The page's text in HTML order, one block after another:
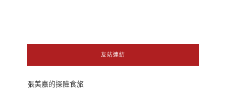
友站連結
張美嘉的探險食旅